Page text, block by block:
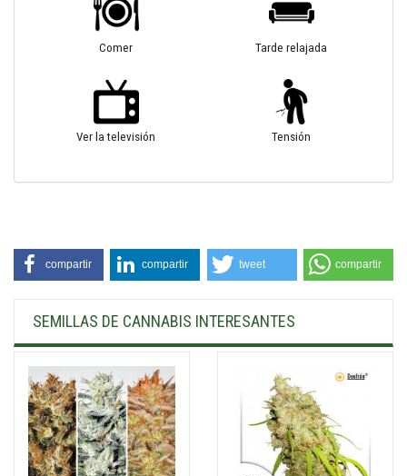
Comer Tarde relajada
Ver la televisión Tensión
compartir compartir tweet compartir
SEMILLAS DE CANNABIS INTERESANTES